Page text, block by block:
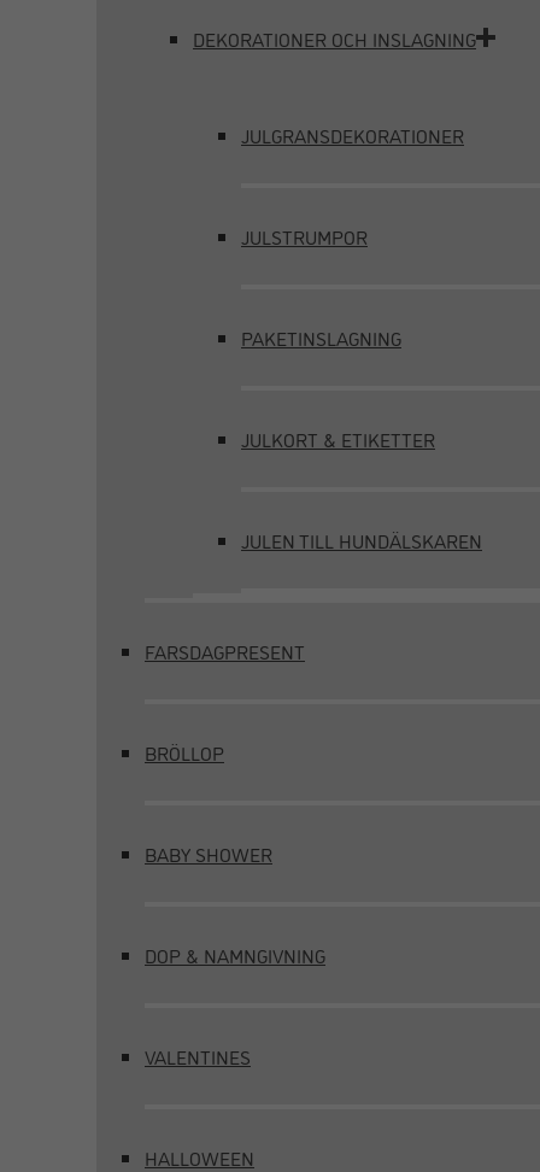
DEKORATIONER OCH INSLAGNING
JULGRANSDEKORATIONER
JULSTRUMPOR
PAKETINSLAGNING
JULKORT & ETIKETTER
JULEN TILL HUNDÄLSKAREN
FARSDAGPRESENT
BRÖLLOP
BABY SHOWER
DOP & NAMNGIVNING
VALENTINES
HALLOWEEN